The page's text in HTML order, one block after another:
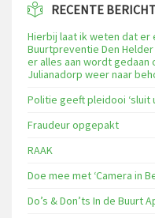
RECENTE
Hierbij laat ik weten dat
Buurtpreventie Den
er alles aan wordt gedaan
Julianadorp weer naar
Politie geeft pleidooi ‘sluit
Fraudeur opgepakt
RAAK
Doe mee met ‘Camera in
Do’s & Don’ts In de Buurt